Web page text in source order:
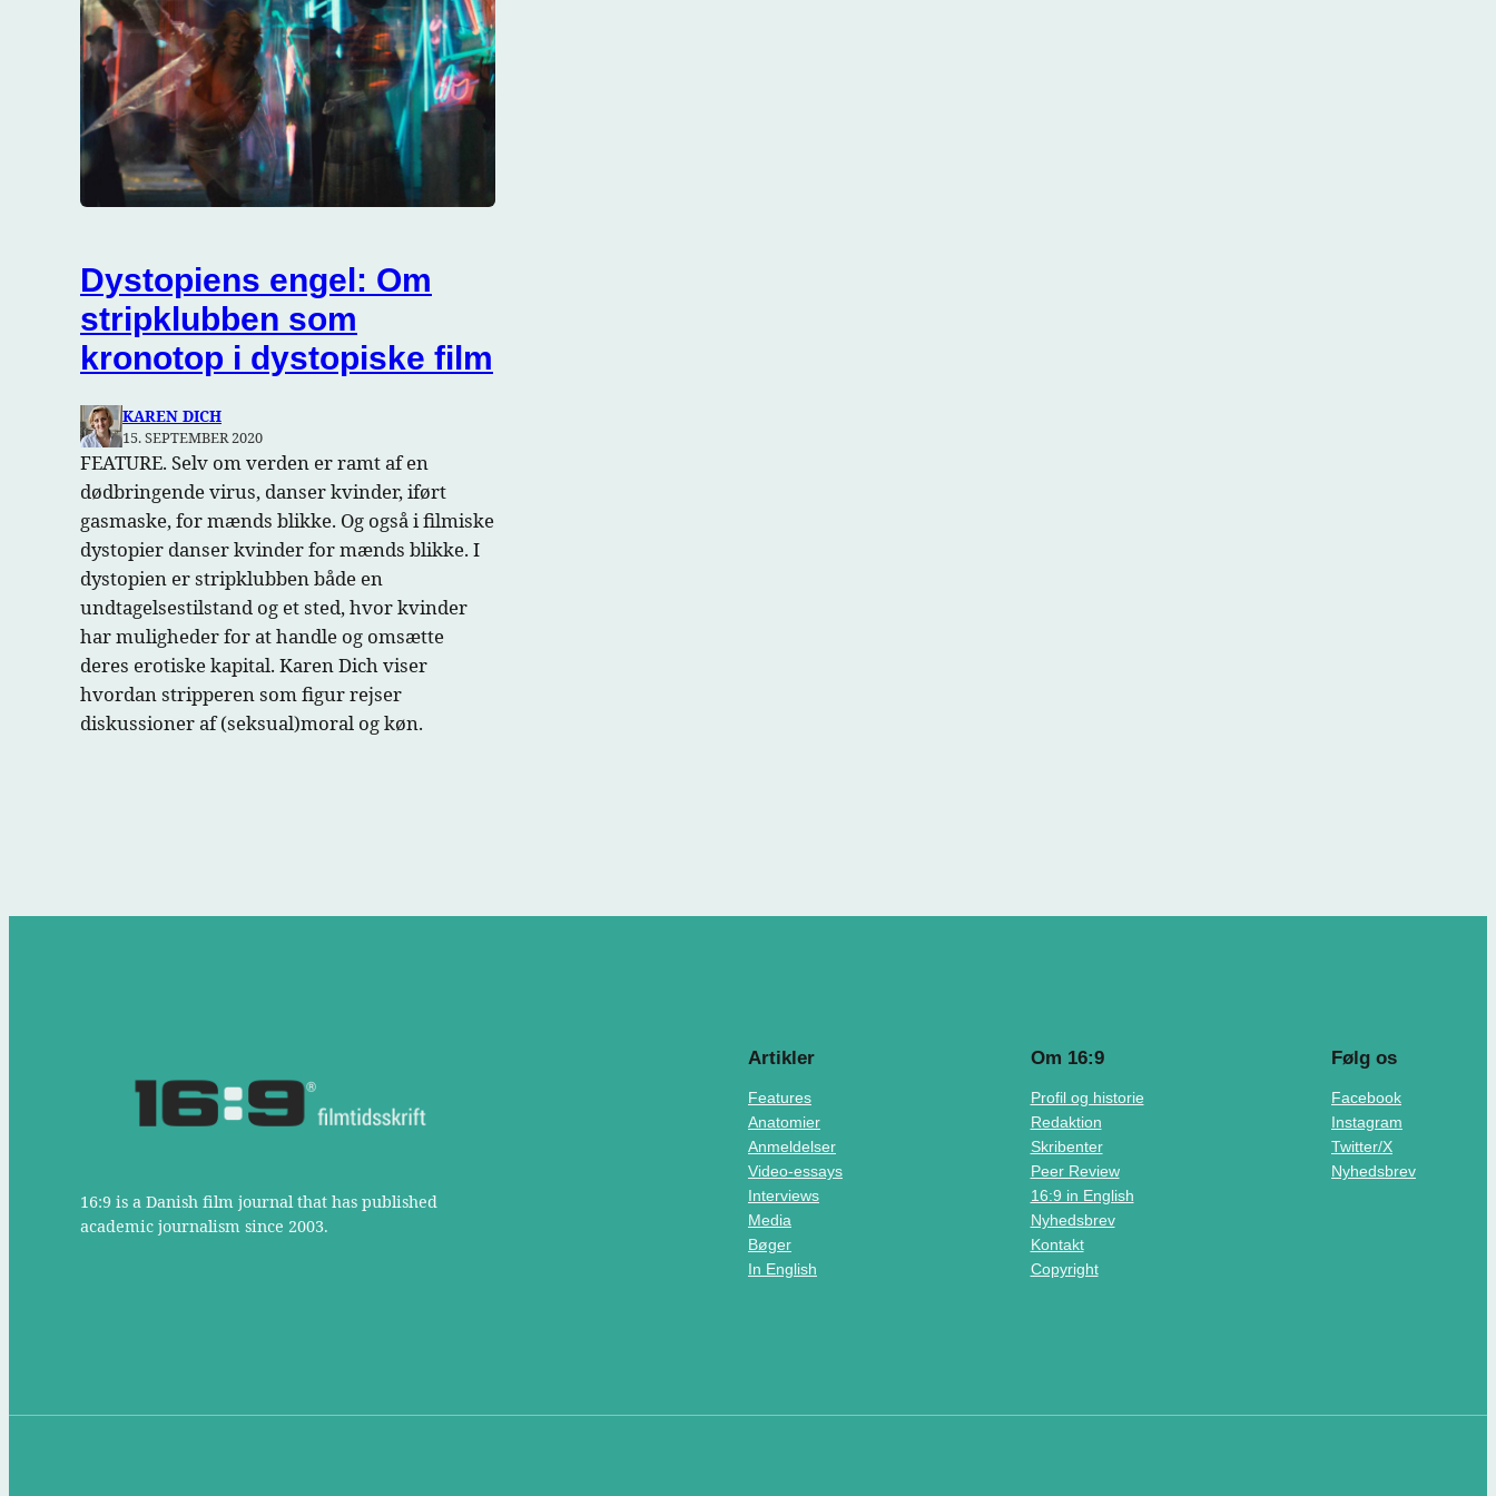
Dystopiens engel: Om
stripklubben som
kronotop i dystopiske film
KAREN DICH
15. SEPTEMBER 2020
FEATURE. Selv om verden er ramt af en
dødbringende virus, danser kvinder, iført
gasmaske, for mænds blikke. Og også i filmiske
dystopier danser kvinder for mænds blikke. I
dystopien er stripklubben både en
undtagelsestilstand og et sted, hvor kvinder
har muligheder for at handle og omsætte
deres erotiske kapital. Karen Dich viser
hvordan stripperen som figur rejser
diskussioner af (seksual)moral og køn.
16:9 is a Danish film journal that has published
academic journalism since 2003.
Artikler
Features
Anatomier
Anmeldelser
Video-essays
Interviews
Media
Bøger
In English
Om 16:9
Profil og historie
Redaktion
Skribenter
Peer Review
16:9 in English
Nyhedsbrev
Kontakt
Copyright
Følg os
Facebook
Instagram
Twitter/X
Nyhedsbrev